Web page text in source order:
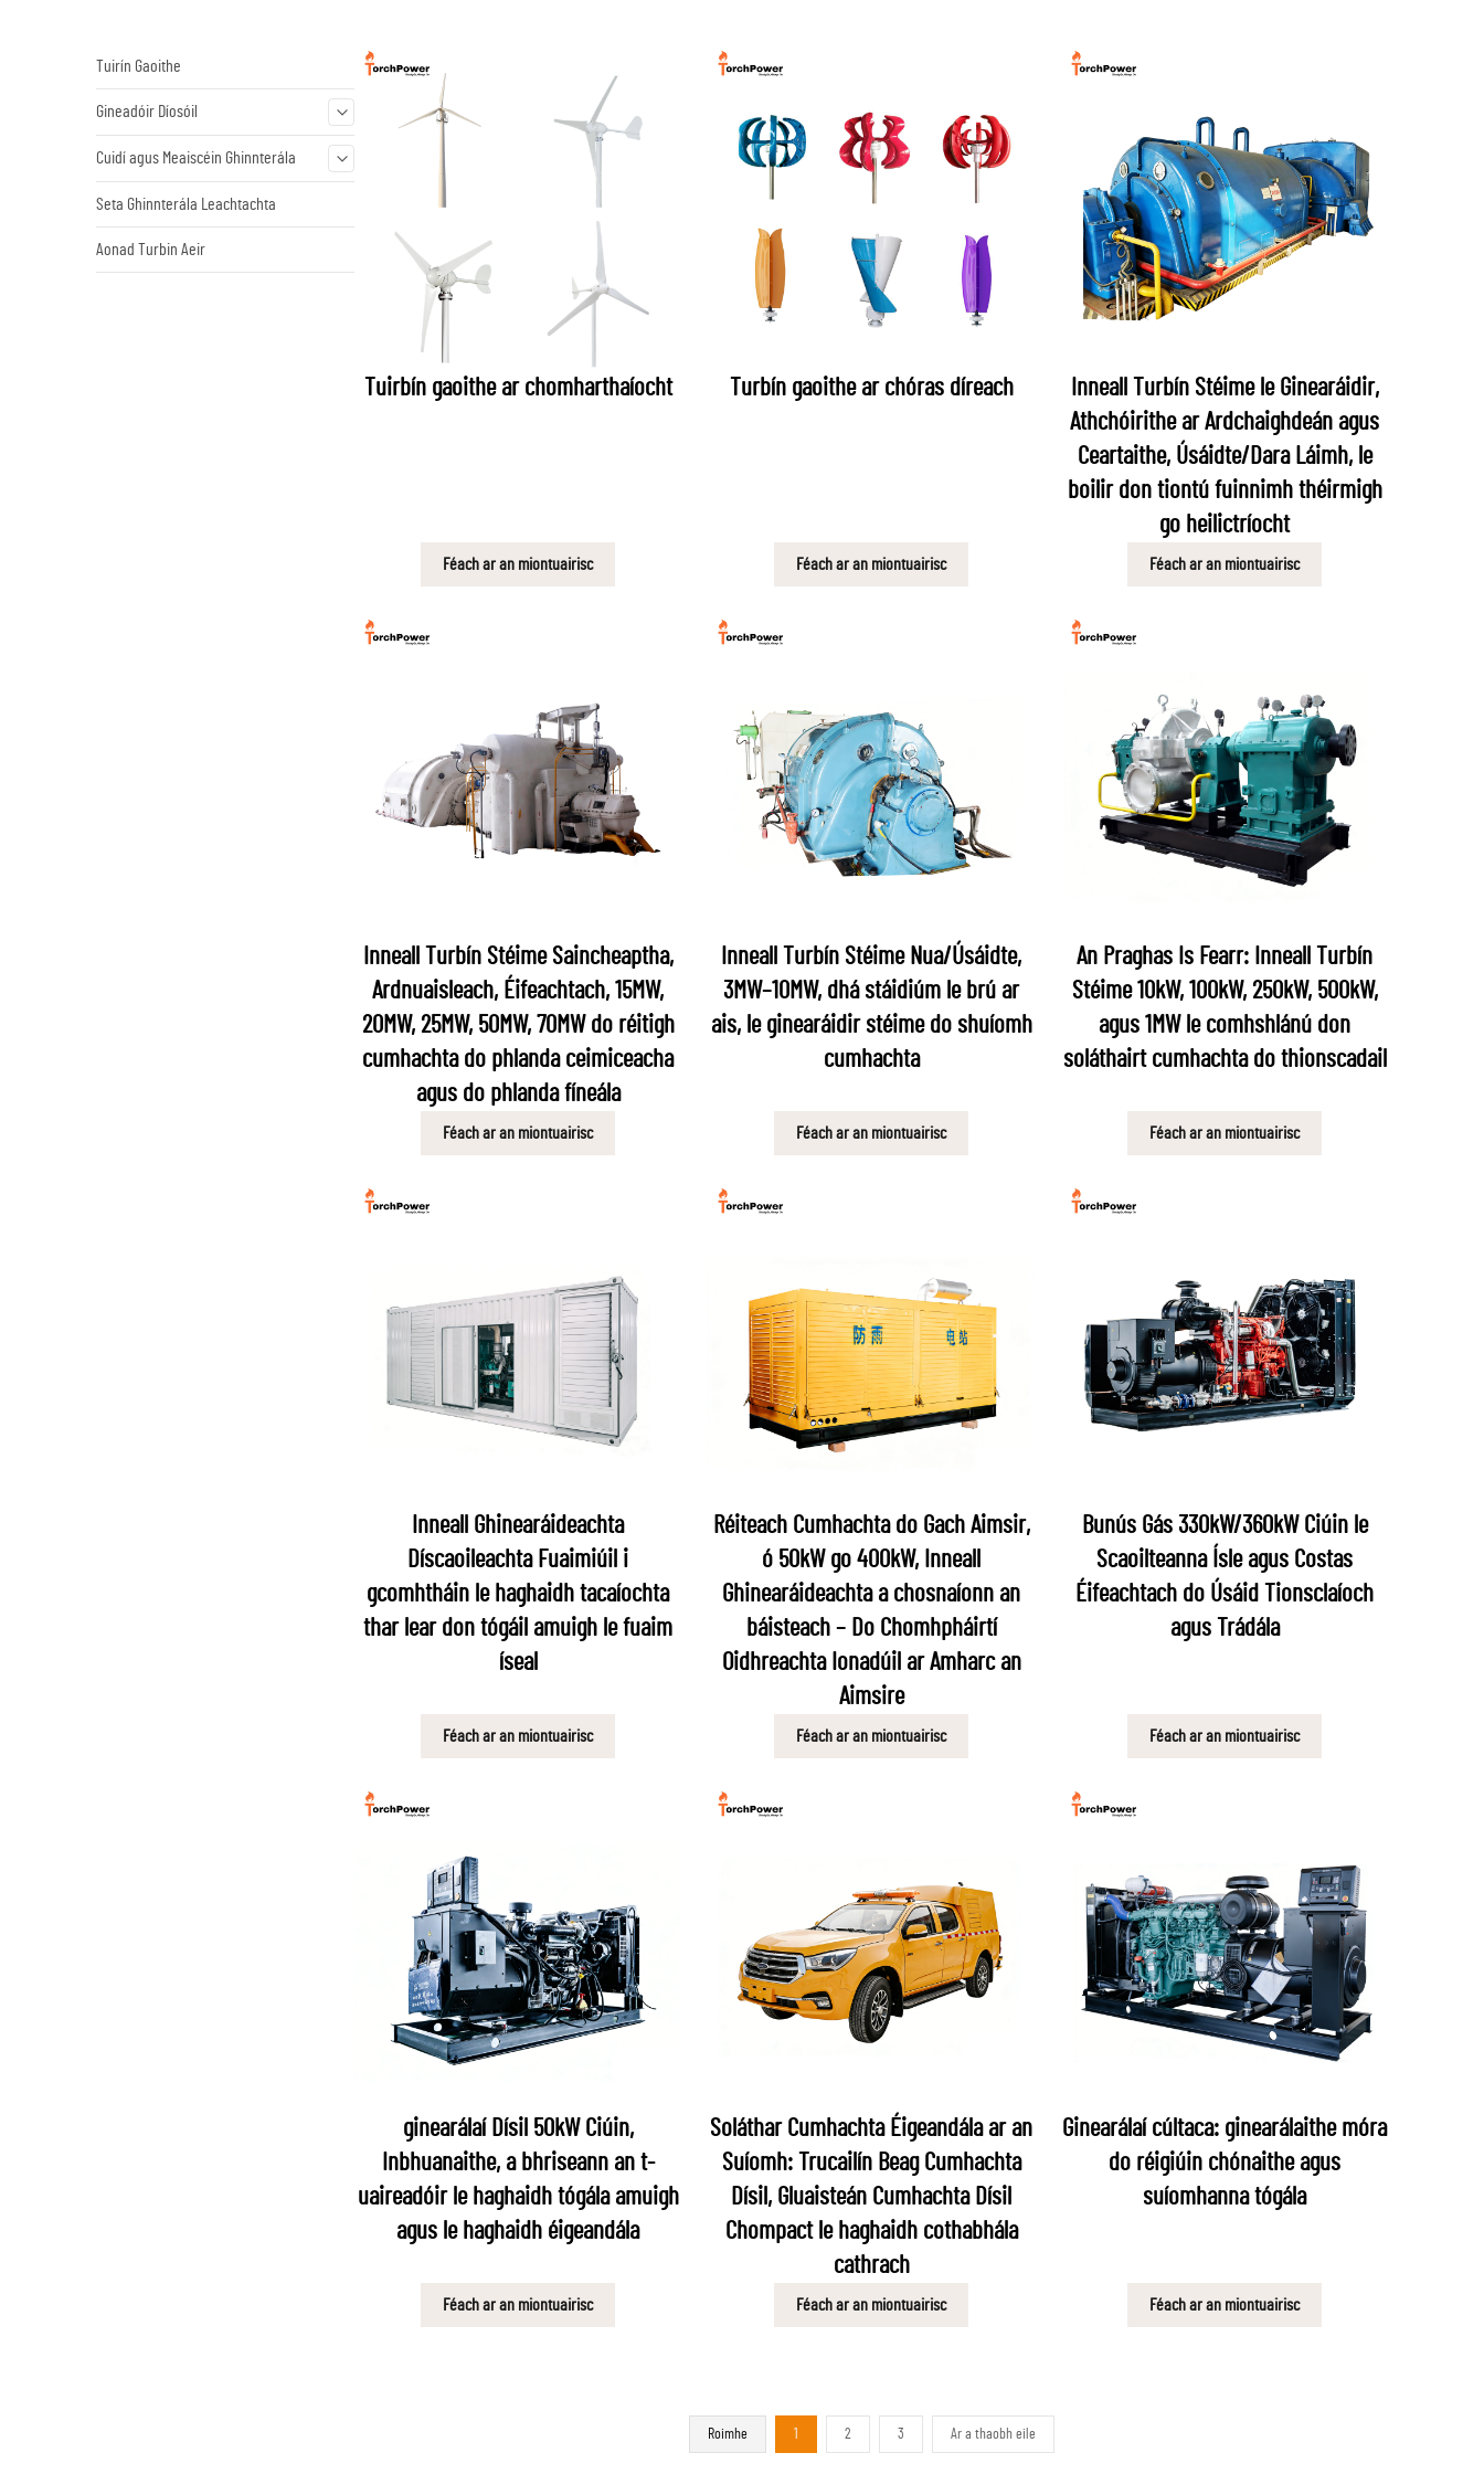
Tuirín Gaoithe
Gineadóir Díosóil
Cuidí agus Meaiscéin Ghinnterála
Seta Ghinnterála Leachtachta
Aonad Turbin Aeir
Tuirbín gaoithe ar chomharthaíocht
Féach ar an miontuairisc
Turbín gaoithe ar chóras díreach
Féach ar an miontuairisc
Inneall Turbín Stéime le Ginearáidir,
Athchóirithe ar Ardchaighdeán agus
Ceartaithe, Úsáidte/Dara Láimh, le
boilir don tiontú fuinnimh théirmigh
go heilictríocht
Féach ar an miontuairisc
Inneall Turbín Stéime Saincheaptha,
Ardnuaisleach, Éifeachtach, 15MW,
20MW, 25MW, 50MW, 70MW do réitigh
cumhachta do phlanda ceimiceacha
agus do phlanda fíneála
Féach ar an miontuairisc
Inneall Turbín Stéime Nua/Úsáidte,
3MW–10MW, dhá stáidiúm le brú ar
ais, le ginearáidir stéime do shuíomh
cumhachta
Féach ar an miontuairisc
An Praghas Is Fearr: Inneall Turbín
Stéime 10kW, 100kW, 250kW, 500kW,
agus 1MW le comhshlánú don
soláthairt cumhachta do thionscadail
Féach ar an miontuairisc
Inneall Ghinearáideachta
Díscaoileachta Fuaimiúil i
gcomhtháin le haghaidh tacaíochta
thar lear don tógáil amuigh le fuaim
íseal
Féach ar an miontuairisc
Réiteach Cumhachta do Gach Aimsir,
ó 50kW go 400kW, Inneall
Ghinearáideachta a chosnaíonn an
báisteach – Do Chomhpháirtí
Oidhreachta Ionadúil ar Amharc an
Aimsire
Féach ar an miontuairisc
Bunús Gás 330kW/360kW Ciúin le
Scaoilteanna Ísle agus Costas
Éifeachtach do Úsáid Tionsclaíoch
agus Trádála
Féach ar an miontuairisc
ginearálaí Dísil 50kW Ciúin,
Inbhuanaithe, a bhriseann an t-
uaireadóir le haghaidh tógála amuigh
agus le haghaidh éigeandála
Féach ar an miontuairisc
Soláthar Cumhachta Éigeandála ar an
Suíomh: Trucailín Beag Cumhachta
Dísil, Gluaisteán Cumhachta Dísil
Chompact le haghaidh cothabhála
cathrach
Féach ar an miontuairisc
Ginearálaí cúltaca: ginearálaithe móra
do réigiúin chónaithe agus
suíomhanna tógála
Féach ar an miontuairisc
Roimhe 1 2 3 Ar a thaobh eile